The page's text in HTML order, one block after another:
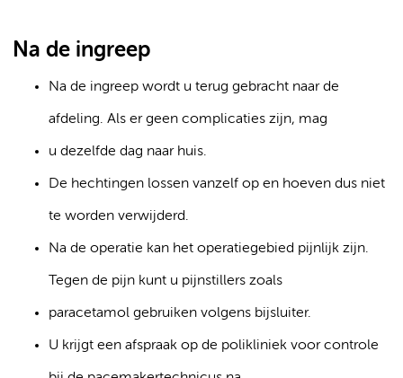
Na de ingreep
Na de ingreep wordt u terug gebracht naar de
afdeling. Als er geen complicaties zijn, mag
u dezelfde dag naar huis.
De hechtingen lossen vanzelf op en hoeven dus niet
te worden verwijderd.
Na de operatie kan het operatiegebied pijnlijk zijn.
Tegen de pijn kunt u pijnstillers zoals
paracetamol gebruiken volgens bijsluiter.
U krijgt een afspraak op de polikliniek voor controle